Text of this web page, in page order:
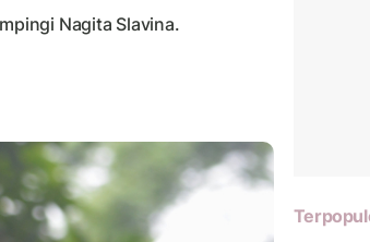
Nagita Slavina.